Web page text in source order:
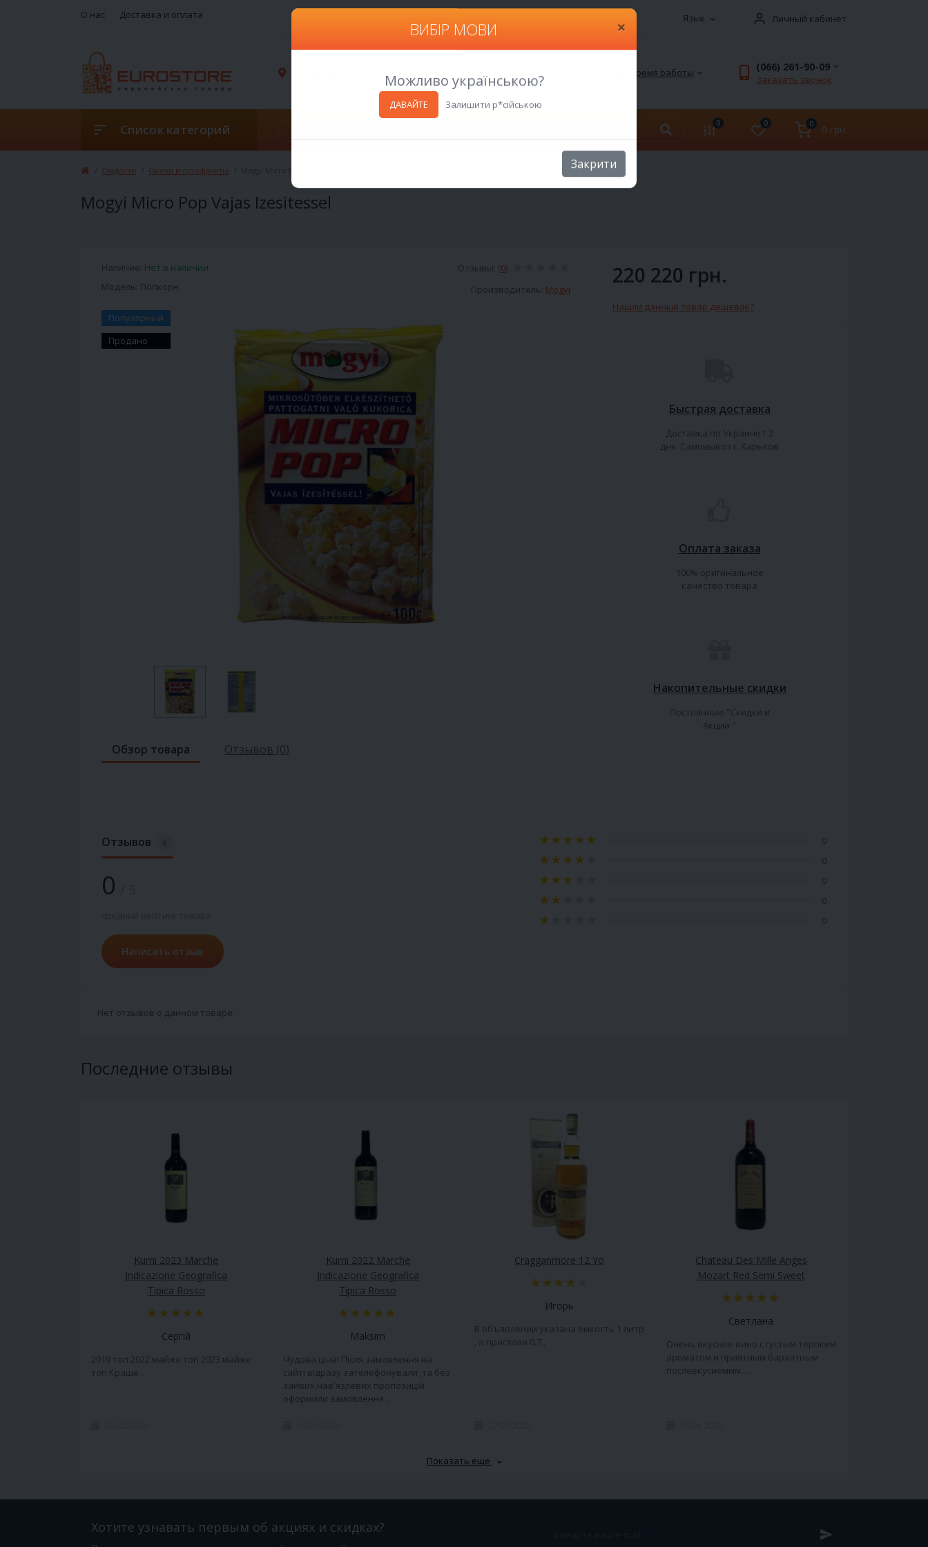
О нас Доставка и оплата Язык Личный кабинет
Время работы (066) 261-90-09
Заказать звонок
Список категорий 0 0 0 0 грн.
Сладости Орехи и сухофрукты
Mogyi Micro Pop Vajas Izesitessel
×
ВИБІР МОВИ
Можливо українською?
ДАВАЙТЕ
Закрити
Наличие: Нет в наличии
Модель: Попкорн
Отзывы: (0)
Производитель: Mogyi
Популярный
Продано
Обзор товара Отзывов (0)
220 220 грн.
Нашли данный товар дешевле?
Быстрая доставка
Доставка по Украине1-2
дня. Самовывоз г. Харьков
Оплата заказа
100% оригинальное
качество товара
Накопительные скидки
Постоянные "Скидки и
Акции "
Отзывов 0
0
Написать отзыв
0
0
0
0
0
Нет отзывов о данном товаре.
Последние отзывы
Kurni 2023 Marche
Indicazione Geografica
Tipica Rosso
Сергій
2019 топ 2022 майже топ 2023 майже
топ Краще ..
Kurni 2022 Marche
Indicazione Geografica
Tipica Rosso
Maksim
Чудова ціна! Після замовлення на
сайті відразу зателефонували ,та без
зайвих,нав'язлевих пропозицій
оформили замовлення ..
Cragganmore 12 Yo
Игорь
В объявлении указана ёмкость 1 литр
, а прислали 0.7..
Chateau Des Mille Anges
Mozart Red Semi Sweet
Светлана
Очень вкусное вино с густым терпким
ароматом и приятным бархатным
послевкусиеммм.....
Показать еще
Хотите узнавать первым об акциях и скидках?